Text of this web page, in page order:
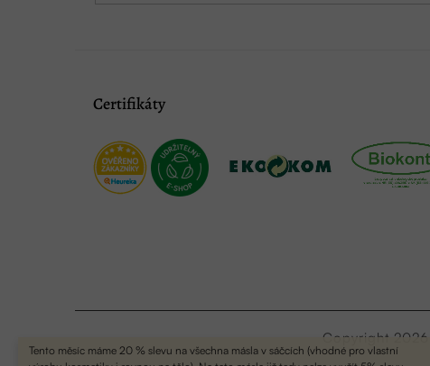
Tento měsíc máme 20 % slevu na všechna másla v sáčcích (vhodné pro vlastní
Certifikáty
Copyright 2026